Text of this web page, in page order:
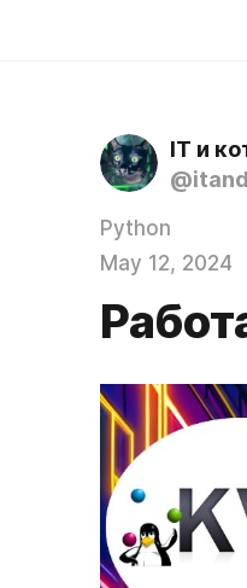
IT и
Python
May 12, 2024